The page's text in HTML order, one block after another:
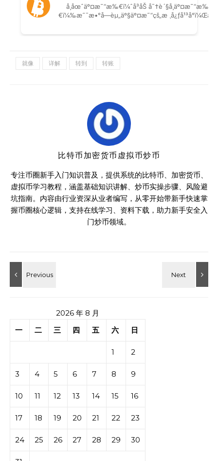
就像 详解 转到 转账
比特币加密货币虚拟币炒币
专注币圈新手入门知识普及，提供系统的比特币、加密货币、
虚拟币学习教程，涵盖基础知识讲解、炒币实操步骤、风险避
坑指南。内容由行业资深从业者编写，从零开始带新手快速掌
握币圈核心逻辑，支持在线学习、资料下载，助力新手安全入
门炒币领域。
2026 年 8 月
一
二 三 四 五 六 日
1 2
3 4 5 6 7 8 9
10 11 12 13 14 15 16
17 18 19 20 21 22 23
24 25 26 27 28 29 30